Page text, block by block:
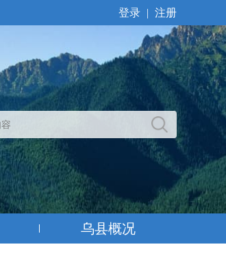
登录 | 注册
乌县概况